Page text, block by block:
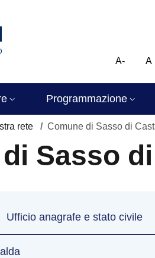
A- A
Programmazione
pane
rete / Comune di Sasso di
Sasso
Ufficio anagrafe e stato civile